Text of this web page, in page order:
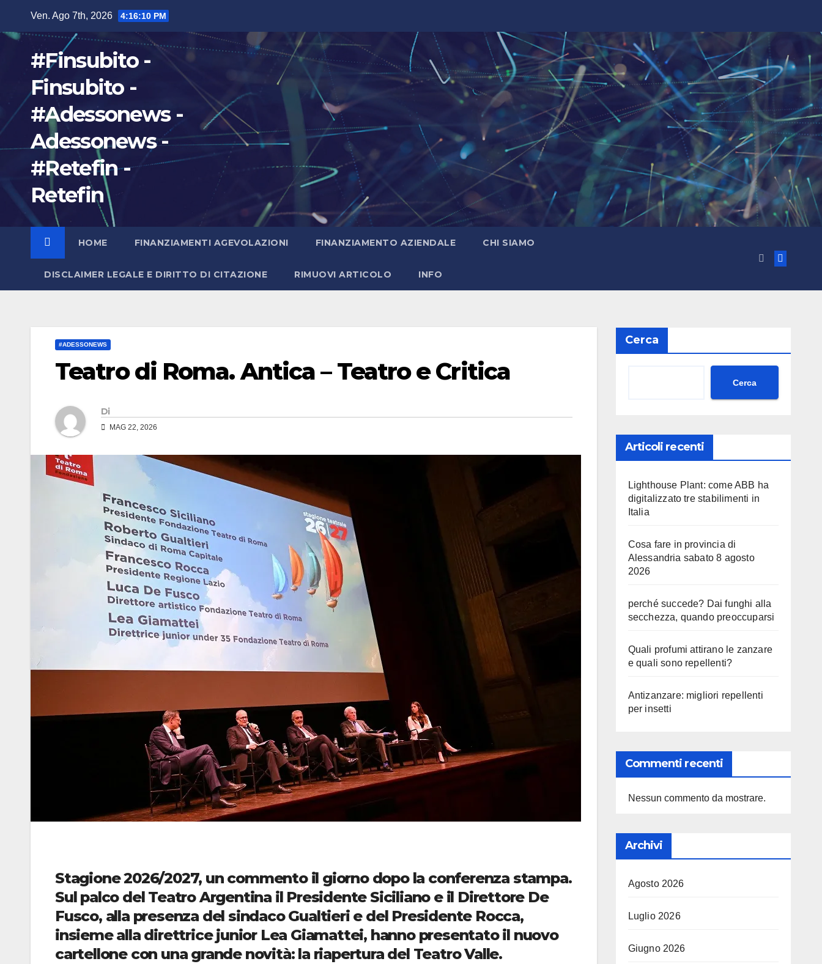
Ven. Ago 7th, 2026 4:16:11 PM
#Finsubito -
Finsubito -
#Adessonews -
Adessonews -
#Retefin -
Retefin
HOME FINANZIAMENTI AGEVOLAZIONI FINANZIAMENTO AZIENDALE CHI SIAMO
DISCLAIMER LEGALE E DIRITTO DI CITAZIONE RIMUOVI ARTICOLO INFO
#ADESSONEWS
Teatro di Roma. Antica – Teatro e Critica
Di
MAG 22, 2026
Stagione 2026/2027, un commento il giorno dopo la conferenza stampa.
Sul palco del Teatro Argentina il Presidente Siciliano e il Direttore De
Fusco, alla presenza del sindaco Gualtieri e del Presidente Rocca,
insieme alla direttrice junior Lea Giamattei, hanno presentato il nuovo
cartellone con una grande novità: la riapertura del Teatro Valle.
Cerca
Cerca
Articoli recenti
Lighthouse Plant: come ABB ha
digitalizzato tre stabilimenti in
Italia
Cosa fare in provincia di
Alessandria sabato 8 agosto
2026
perché succede? Dai funghi alla
secchezza, quando preoccuparsi
Quali profumi attirano le zanzare
e quali sono repellenti?
Antizanzare: migliori repellenti
per insetti
Commenti recenti
Nessun commento da mostrare.
Archivi
Agosto 2026
Luglio 2026
Giugno 2026